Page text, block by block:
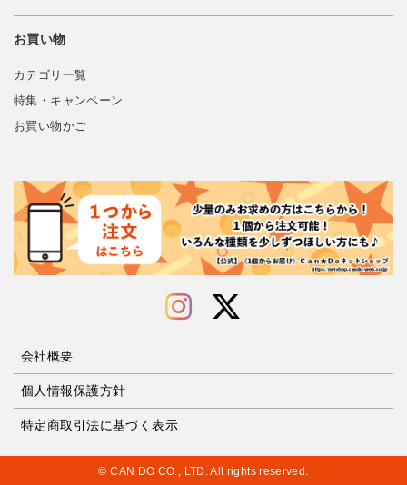
お買い物
カテゴリ一覧
特集・キャンペーン
お買い物かご
会社概要
個人情報保護方針
特定商取引法に基づく表示
© CAN DO CO., LTD. All rights reserved.